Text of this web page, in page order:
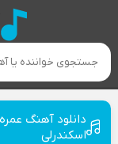
دانلود آهنگ
اسکندرلی